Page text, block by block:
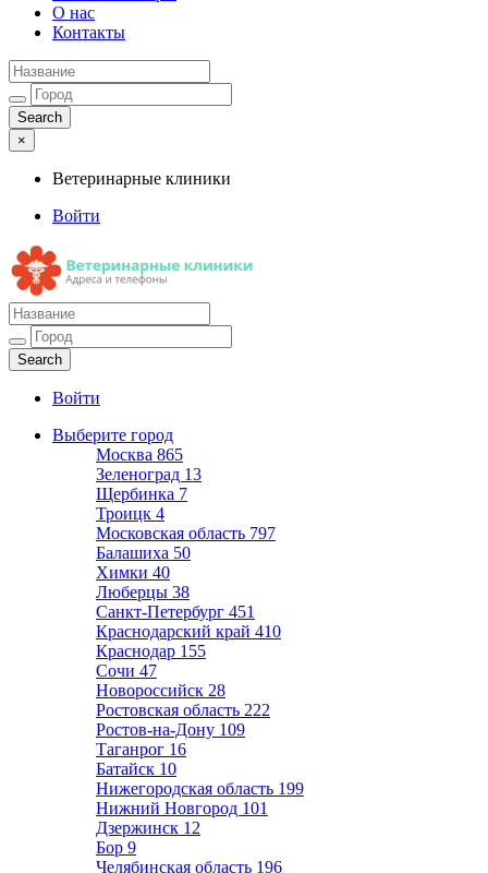
О нас
Контакты
×
Ветеринарные клиники
Войти
Ветеринарные клиники
Адреса и телефоны
Войти
Выберите город
Москва 865
Зеленоград 13
Щербинка 7
Троицк 4
Московская область 797
Балашиха 50
Химки 40
Люберцы 38
Санкт-Петербург 451
Краснодарский край 410
Краснодар 155
Сочи 47
Новороссийск 28
Ростовская область 222
Ростов-на-Дону 109
Таганрог 16
Батайск 10
Нижегородская область 199
Нижний Новгород 101
Дзержинск 12
Бор 9
Челябинская область 196